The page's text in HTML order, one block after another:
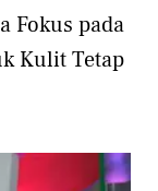
Fokus pada
Kulit Tetap